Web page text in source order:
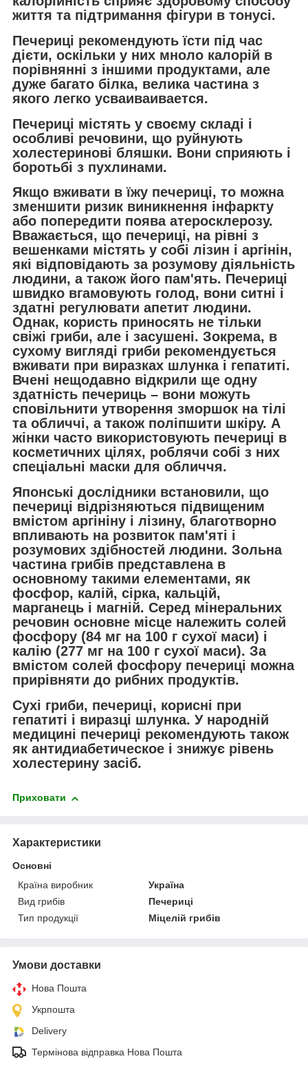
життя та підтримання фігури в тонусі.
Печериці рекомендують їсти під час
дієти, оскільки у них мноло калорій в
порівнянні з іншими продуктами, але
дуже багато білка, велика частина з
якого легко усваиваивается.
Печериці містять у своєму складі і
особливі речовини, що руйнують
холестеринові бляшки. Вони сприяють і
боротьбі з пухлинами.
Якщо вживати в їжу печериці, то можна
зменшити ризик виникнення інфаркту
або попередити поява атеросклерозу.
Вважається, що печериці, на рівні з
вешенками містять у собі лізин і аргінін,
які відповідають за розумову діяльність
людини, а також його пам'ять. Печериці
швидко вгамовують голод, вони ситні і
здатні регулювати апетит людини.
Однак, користь приносять не тільки
свіжі гриби, але і засушені. Зокрема, в
сухому вигляді гриби рекомендується
вживати при виразках шлунка і гепатиті.
Вчені нещодавно відкрили ще одну
здатність печериць – вони можуть
сповільнити утворення зморшок на тілі
та обличчі, а також поліпшити шкіру. А
жінки часто використовують печериці в
косметичних цілях, роблячи собі з них
спеціальні маски для обличчя.
Японські дослідники встановили, що
печериці відрізняються підвищеним
вмістом аргініну і лізину, благотворно
впливають на розвиток пам'яті і
розумових здібностей людини. Зольна
частина грибів представлена в
основному такими елементами, як
фосфор, калій, сірка, кальцій,
марганець і магній. Серед мінеральних
речовин основне місце належить солей
фосфору (84 мг на 100 г сухої маси) і
калію (277 мг на 100 г сухої маси). За
вмістом солей фосфору печериці можна
прирівняти до рибних продуктів.
Сухі гриби, печериці, корисні при
гепатиті і виразці шлунка. У народній
медицині печериці рекомендують також
як антидиабетическое і знижує рівень
холестерину засіб.
Приховати
Характеристики
Основні
Країна виробник
Україна
Вид грибів
Печериці
Тип продукції
Міцелій грибів
Умови доставки
Нова Пошта
Укрпошта
Delivery
Термінова відправка Нова Пошта